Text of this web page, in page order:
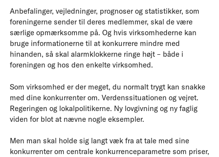
Anbefalinger, vejledninger, prognoser og statistikker, som
foreningerne sender til deres medlemmer, skal de være
særlige opmærksomme på. Og hvis virksomhederne kan
bruge informationerne til at konkurrere mindre med
hinanden, så skal alarmklokkerne ringe højt – både i
foreningen og hos den enkelte virksomhed.
Som virksomhed er der meget, du normalt trygt kan snakke
med dine konkurrenter om. Verdenssituationen og vejret.
Regeringen og lokalpolitikerne. Ny lovgivning og ny faglig
viden for blot at nævne nogle eksempler.
Men man skal holde sig langt væk fra at tale med sine
konkurrenter om centrale konkurrenceparametre som priser,